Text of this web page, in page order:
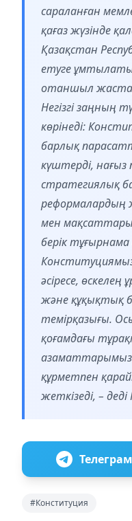
сараланған
қағаз жүзінде
Қазақстан
етуге ұмтылатын
отаншыл жастар
Негізгі заңның
көрінеді:
барлық
күштерді, нағыз
стратегиялық
мен мақсаттары
берік
әсіресе,
және құқықтық
темірқазығы.
қоғамдағы
азаматтарымыз
құрметпен
жеткізеді, –
#Конституция